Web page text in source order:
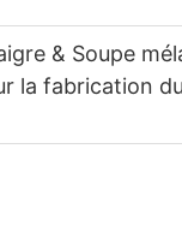
& Soupe
la fabrication